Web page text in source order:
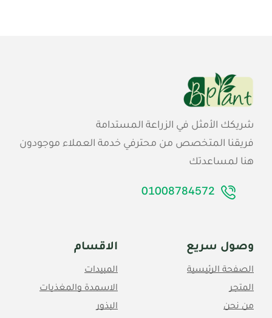
شريكك الأمثل في الزراعة المستدامة
فريقنا المتخصص من محترفي خدمة العملاء موجودون
هنا لمساعدتك
01008784572
وصول سريع
الصفحة الرئيسية
المتجر
من نحن
الاقسام
المبيدات
الاسمدة والمغذيات
البذور